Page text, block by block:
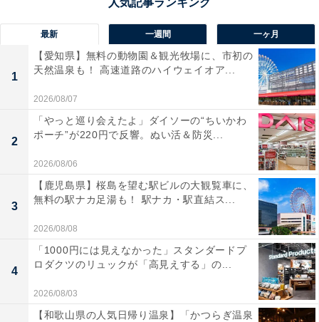
最新 一週間 一ヶ月
1
【愛知県】無料の動物園＆観光牧場に、市初の
天然温泉も！ 高速道路のハイウェイオア...
2026/08/07
2
「やっと巡り会えたよ」ダイソーの“ちいかわ
ポーチ”が220円で反響。ぬい活＆防災...
2026/08/06
3
【鹿児島県】桜島を望む駅ビルの大観覧車に、
無料の駅ナカ足湯も！ 駅ナカ・駅直結ス...
2026/08/08
4
「1000円には見えなかった」スタンダードプ
ロダクツのリュックが「高見えする」の...
2026/08/03
【和歌山県の人気日帰り温泉】「かつらぎ温泉